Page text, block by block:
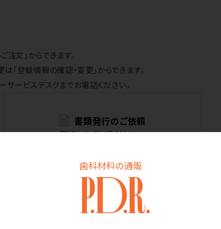
歯科材料の通販
文」からできます。
「登録情報の確認・変更」からできます。
サービスデスクまでお電話ください。
書類発行のご依頼
下記よりご依頼ください。
お申込みはこちら